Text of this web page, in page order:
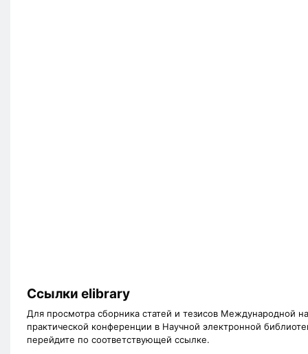
Ссылки elibrary
Для просмотра сборника статей и тезисов Международной
практической конференции в Научной электронной
перейдите по соответствующей ссылке.